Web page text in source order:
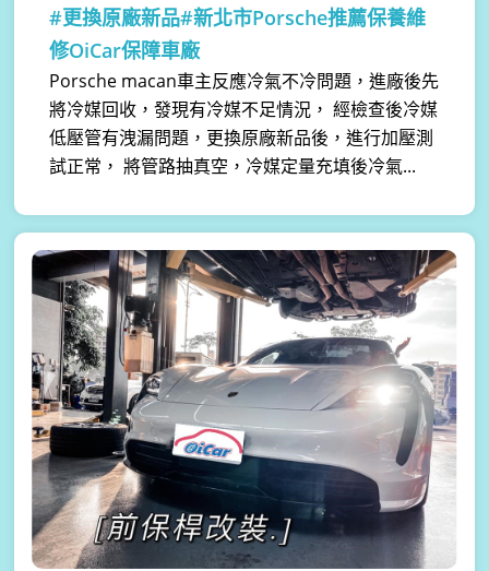
#更換原廠新品#新北市Porsche推薦保養維
修OiCar保障車廠
Porsche macan車主反應冷氣不冷問題，進廠後先
將冷媒回收，發現有冷媒不足情況， 經檢查後冷媒
低壓管有洩漏問題，更換原廠新品後，進行加壓測
試正常， 將管路抽真空，冷媒定量充填後冷氣...